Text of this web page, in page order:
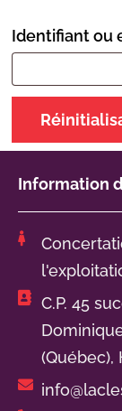
Identifiant ou
Information
C.P. 45
(Québec),